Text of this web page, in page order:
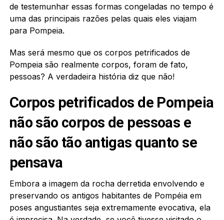
de testemunhar essas formas congeladas no tempo é
uma das principais razões pelas quais eles viajam
para Pompeia.
Mas será mesmo que os corpos petrificados de
Pompeia são realmente corpos, foram de fato,
pessoas? A verdadeira história diz que não!
Corpos petrificados de Pompeia
não são corpos de pessoas e
não são tão antigas quanto se
pensava
Embora a imagem da rocha derretida envolvendo e
preservando os antigos habitantes de Pompéia em
poses angustiantes seja extremamente evocativa, ela